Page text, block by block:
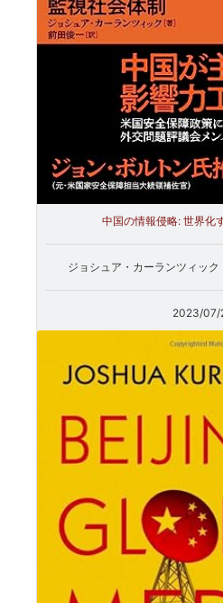
中国の情報侵略: 世界化
ジョシュア・カーランツィッ
2023/07/